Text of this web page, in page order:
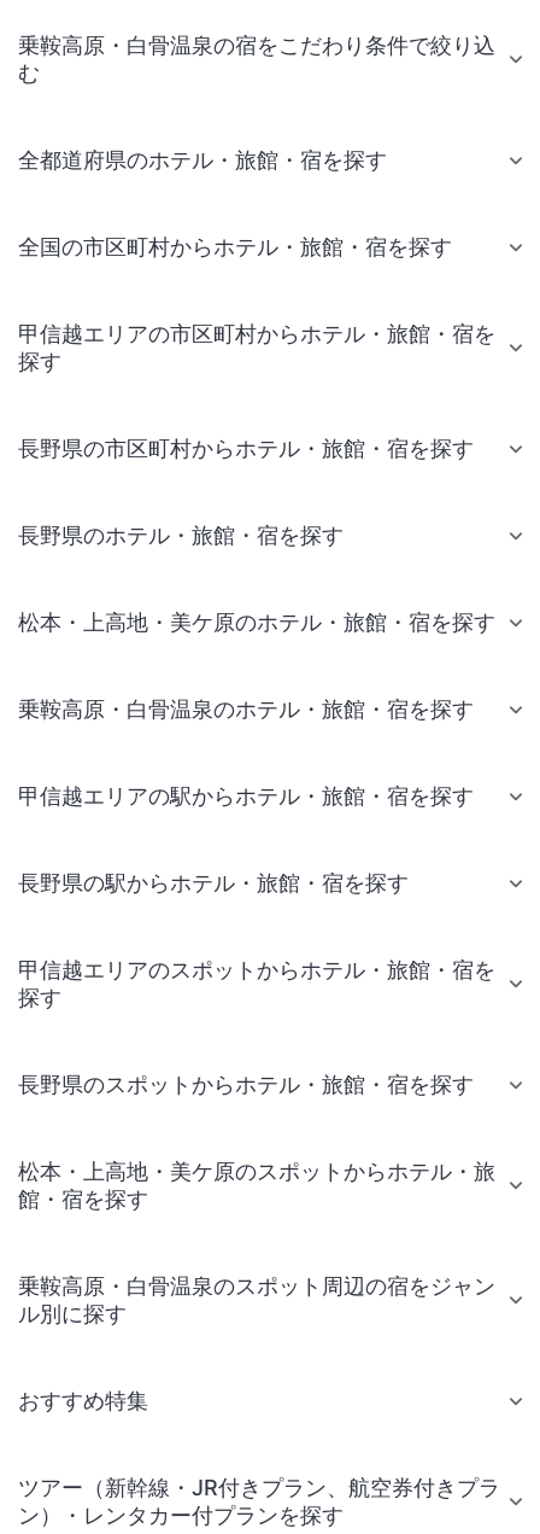
乗鞍高原・白骨温泉の宿をこだわり条件で絞り込
む
全都道府県のホテル・旅館・宿を探す
全国の市区町村からホテル・旅館・宿を探す
甲信越エリアの市区町村からホテル・旅館・宿を
探す
長野県の市区町村からホテル・旅館・宿を探す
長野県のホテル・旅館・宿を探す
松本・上高地・美ケ原のホテル・旅館・宿を探す
乗鞍高原・白骨温泉のホテル・旅館・宿を探す
甲信越エリアの駅からホテル・旅館・宿を探す
長野県の駅からホテル・旅館・宿を探す
甲信越エリアのスポットからホテル・旅館・宿を
探す
長野県のスポットからホテル・旅館・宿を探す
松本・上高地・美ケ原のスポットからホテル・旅
館・宿を探す
乗鞍高原・白骨温泉のスポット周辺の宿をジャン
ル別に探す
おすすめ特集
ツアー（新幹線・JR付きプラン、航空券付きプラ
ン）・レンタカー付プランを探す